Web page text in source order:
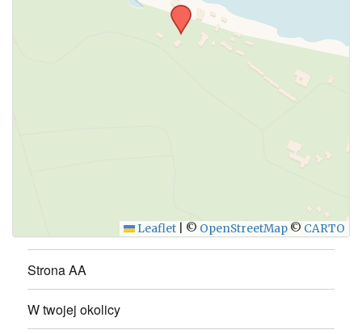
Leaflet © OpenStreetMap © CARTO
Strona AA
W twojej okolicy